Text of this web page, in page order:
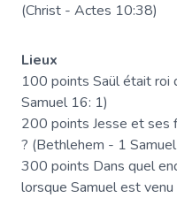
(Christ - Actes 10:38)
Lieux
100 points Saül était roi
Samuel 16: 1)
200 points Jesse et ses
? (Bethlehem - 1
300 points Dans quel
lorsque Samuel est